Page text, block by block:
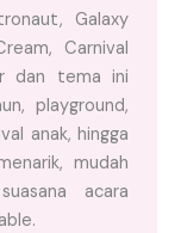
Galaxy
Carnival
dan tema ini
playground,
anak, hingga
mudah
acara